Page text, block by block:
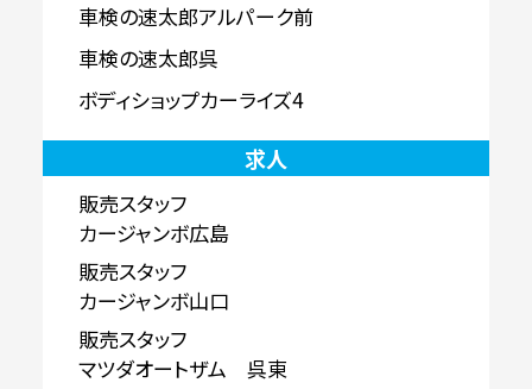
車検の速太郎アルパーク前
車検の速太郎呉
ボディショップカーライズ4
求人
販売スタッフ
カージャンボ広島
販売スタッフ
カージャンボ山口
販売スタッフ
マツダオートザム 呉東